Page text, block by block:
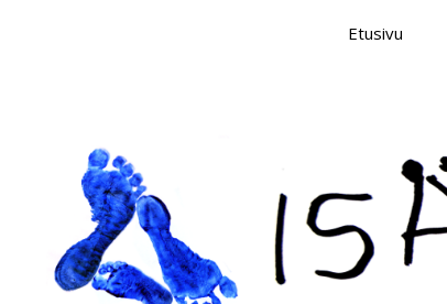
Etusivu